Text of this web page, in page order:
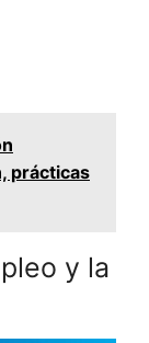
prácticas
y la